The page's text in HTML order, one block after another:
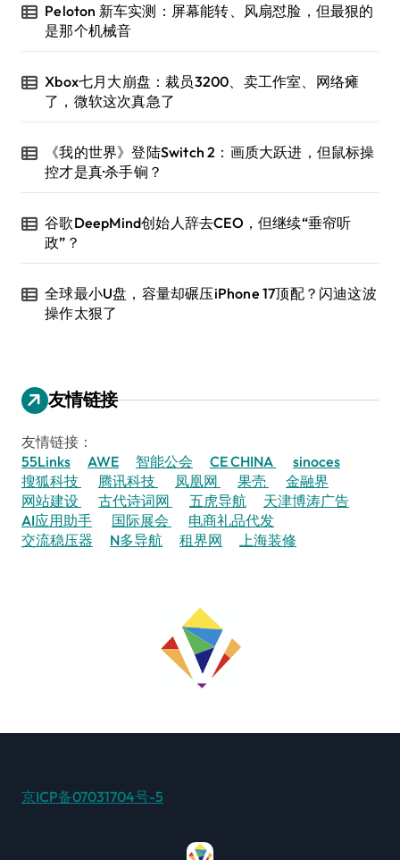
Peloton 新车实测：屏幕能转、风扇怼脸，但最狠的
是那个机械音
Xbox七月大崩盘：裁员3200、卖工作室、网络瘫
了，微软这次真急了
《我的世界》登陆Switch 2：画质大跃进，但鼠标操
控才是真·杀手锏？
谷歌DeepMind创始人辞去CEO，但继续“垂帘听
政”？
全球最小U盘，容量却碾压iPhone 17顶配？闪迪这波
操作太狠了
友情链接
友情链接：
55Links
AWE 智能公会 CE CHINA
sinoces
搜狐科技
腾讯科技 凤凰网 果壳
金融界
网站建设
古代诗词网 五虎导航
天津博涛广告
AI应用助手
国际展会
电商礼品代发
交流稳压器
N多导航 租界网 上海装修
京ICP备07031704号-5